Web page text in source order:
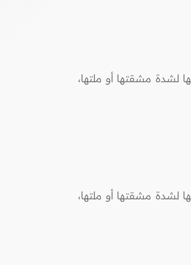
لشدة مشقتها أو ملتها،
لشدة مشقتها أو ملتها،